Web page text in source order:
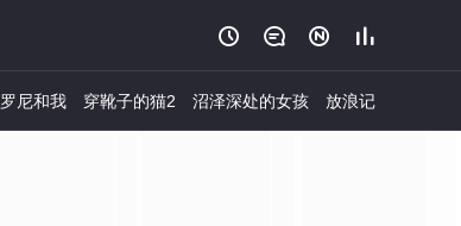
   
罗尼和我 穿靴子的猫2 沼泽深处的女孩 放浪记